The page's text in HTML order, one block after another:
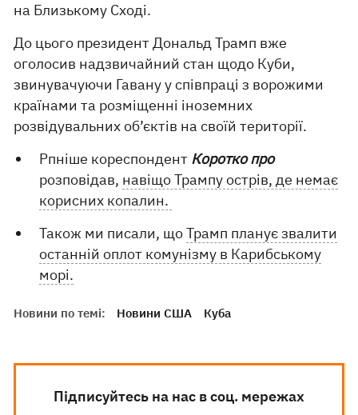
на Близькому Сході.
До цього президент Дональд Трамп вже
оголосив надзвичайний стан щодо Куби,
звинувачуючи Гавану у співпраці з ворожими
країнами та розміщенні іноземних
розвідувальних об’єктів на своїй території.
Рпніше кореспондент Коротко про
розповідав, навіщо Трампу острів, де немає
корисних копалин.
Також ми писали, щоТрамп планує звалити
останній оплот комунізму в Карибському
морі.
Новини по темі: Новини США Куба
Підписуйтесь на нас в соц. мережах